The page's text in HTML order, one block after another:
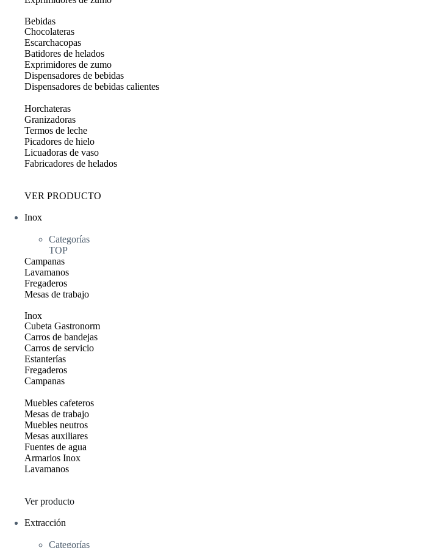
Bebidas
Chocolateras
Escarchacopas
Batidores de helados
Exprimidores de zumo
Dispensadores de bebidas
Dispensadores de bebidas calientes
Horchateras
Granizadoras
Termos de leche
Picadores de hielo
Licuadoras de vaso
Fabricadores de helados
VER PRODUCTO
Inox
Categorías
TOP
Campanas
Lavamanos
Fregaderos
Mesas de trabajo
Inox
Cubeta Gastronorm
Carros de bandejas
Carros de servicio
Estanterías
Fregaderos
Campanas
Muebles cafeteros
Mesas de trabajo
Muebles neutros
Mesas auxiliares
Fuentes de agua
Armarios Inox
Lavamanos
Ver producto
Extracción
Categorías